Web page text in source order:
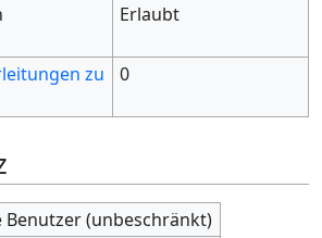
Erlaubt
zu
0
Benutzer (unbeschränkt)